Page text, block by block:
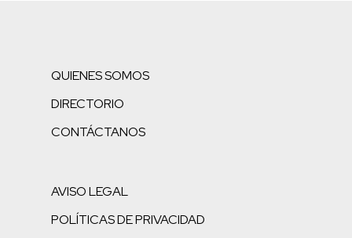
QUIENES SOMOS
DIRECTORIO
CONTÁCTANOS
AVISO LEGAL
POLÍTICAS DE PRIVACIDAD